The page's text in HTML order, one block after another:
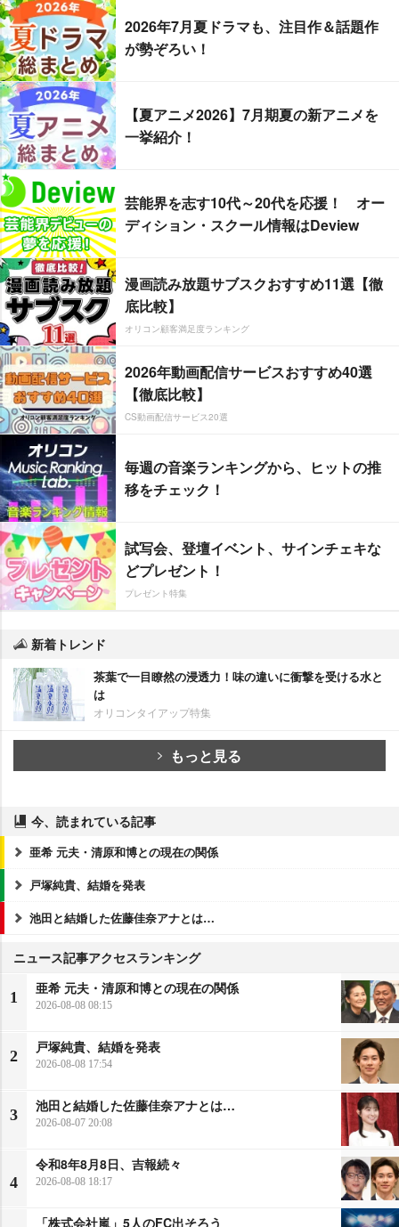
2026年7月夏ドラマも、注目作＆話題作
が勢ぞろい！
【夏アニメ2026】7月期夏の新アニメを
一挙紹介！
芸能界を志す10代～20代を応援！ オー
ディション・スクール情報はDeview
漫画読み放題サブスクおすすめ11選【徹
底比較】
オリコン顧客満足度ランキング
2026年動画配信サービスおすすめ40選
【徹底比較】
CS動画配信サービス20選
毎週の音楽ランキングから、ヒットの推
移をチェック！
試写会、登壇イベント、サインチェキな
どプレゼント！
プレゼント特集
新着トレンド
茶葉で一目瞭然の浸透力！味の違いに衝撃を受ける水と
は
オリコンタイアップ特集
もっと見る
今、読まれている記事
亜希 元夫・清原和博との現在の関係
戸塚純貴、結婚を発表
池田と結婚した佐藤佳奈アナとは…
ニュース記事アクセスランキング
1
亜希 元夫・清原和博との現在の関係
2026-08-08 08:15
2
戸塚純貴、結婚を発表
2026-08-08 17:54
3
池田と結婚した佐藤佳奈アナとは…
2026-08-07 20:08
4
令和8年8月8日、吉報続々
2026-08-08 18:17
「株式会社嵐」5人のFC出そろう